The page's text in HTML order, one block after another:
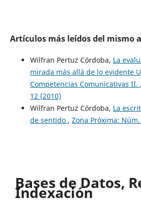
Artículos más leídos del mismo
Wilfran Pertuz Córdoba, La
mirada más allá de lo evidente
Competencias Comunicativas II. ,
12 (2010)
Wilfran Pertuz Córdoba, La
de sentido , Zona Próxima:
Bases de Datos,
Indexación